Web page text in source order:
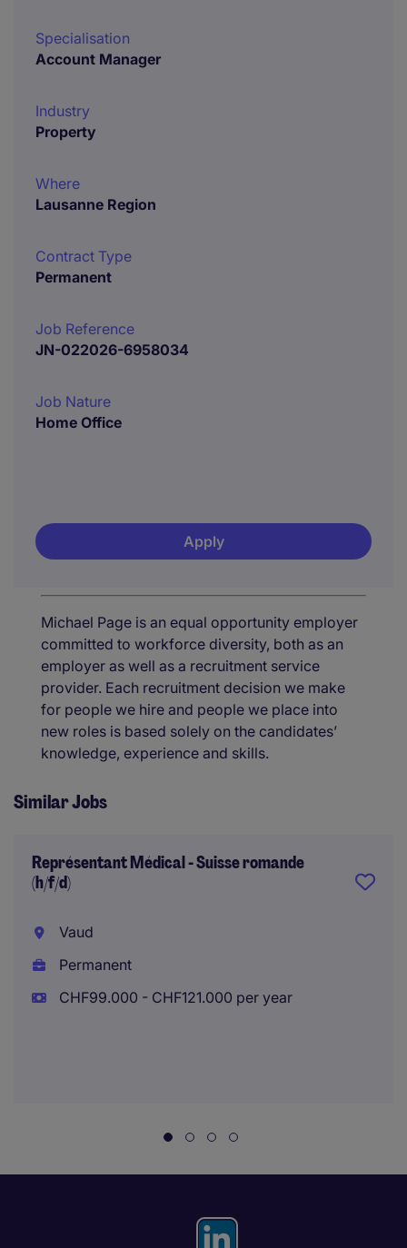
Specialisation
Account Manager
Industry
Property
Where
Lausanne Region
Contract Type
Permanent
Job Reference
JN-022026-6958034
Job Nature
Home Office
Apply
Michael Page is an equal opportunity employer
committed to workforce diversity, both as an
employer as well as a recruitment service
provider. Each recruitment decision we make
for people we hire and people we place into
new roles is based solely on the candidates’
knowledge, experience and skills.
Similar Jobs
Représentant Médical - Suisse romande
(h/f/d)
Vaud
Permanent
CHF99.000 - CHF121.000 per year